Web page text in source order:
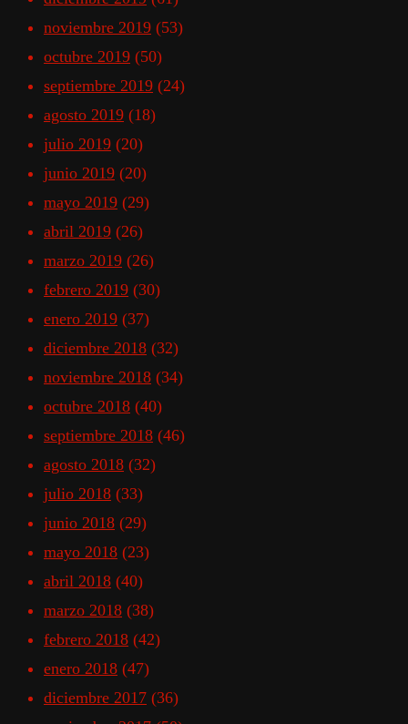
noviembre 2019 (53)
octubre 2019 (50)
septiembre 2019 (24)
agosto 2019 (18)
julio 2019 (20)
junio 2019 (20)
mayo 2019 (29)
abril 2019 (26)
marzo 2019 (26)
febrero 2019 (30)
enero 2019 (37)
diciembre 2018 (32)
noviembre 2018 (34)
octubre 2018 (40)
septiembre 2018 (46)
agosto 2018 (32)
julio 2018 (33)
junio 2018 (29)
mayo 2018 (23)
abril 2018 (40)
marzo 2018 (38)
febrero 2018 (42)
enero 2018 (47)
diciembre 2017 (36)